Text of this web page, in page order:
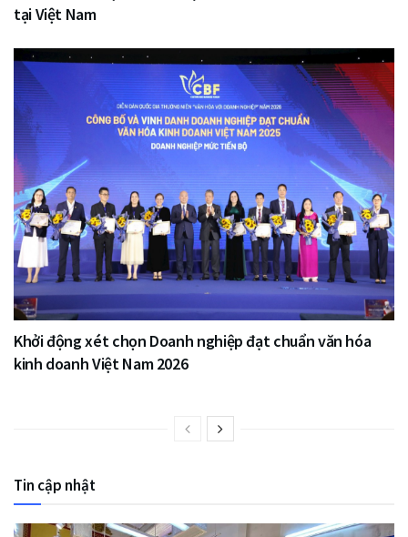
tại Việt Nam
Khởi động xét chọn Doanh nghiệp đạt chuẩn văn hóa
kinh doanh Việt Nam 2026
Tin cập nhật